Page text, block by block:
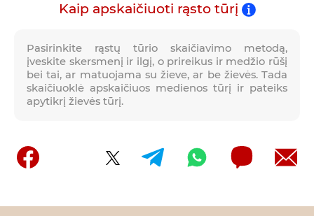
Kaip apskaičiuoti rąsto tūrį
Pasirinkite rąstų tūrio skaičiavimo metodą,
įveskite skersmenį ir ilgį, o prireikus ir medžio rūšį
bei tai, ar matuojama su žieve, ar be žievės. Tada
skaičiuoklė apskaičiuos medienos tūrį ir pateiks
apytikrį žievės tūrį.